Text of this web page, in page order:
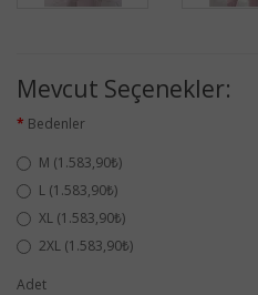
Mevcut Seçenekler:
Bedenler
M (1.583,90₺)
L (1.583,90₺)
XL (1.583,90₺)
2XL (1.583,90₺)
Adet